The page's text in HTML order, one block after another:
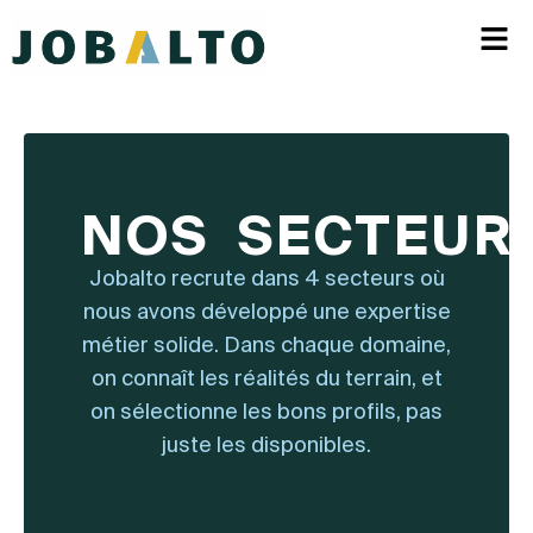
NOS
Jobalto recrute dans 4 secteurs où
nous avons développé une expertise
métier solide. Dans chaque domaine,
on connaît les réalités du terrain, et
on sélectionne les bons profils, pas
juste les disponibles.